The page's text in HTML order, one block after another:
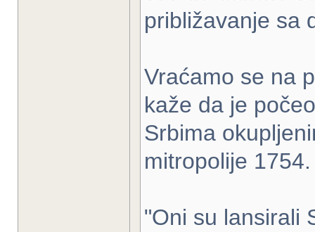
približavanje sa
Vraćamo se na
kaže da je
Srbima
mitropolije 1754.
"Oni su lansirali